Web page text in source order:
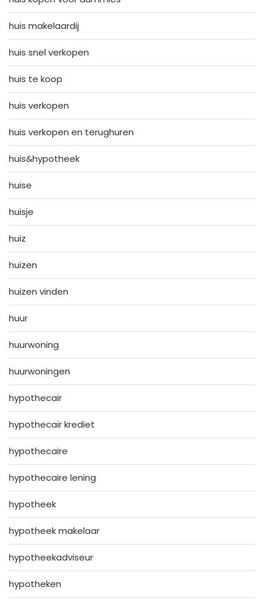
huis makelaardij
huis snel verkopen
huis te koop
huis verkopen
huis verkopen en terughuren
huis&hypotheek
huise
huisje
huiz
huizen
huizen vinden
huur
huurwoning
huurwoningen
hypothecair
hypothecair krediet
hypothecaire
hypothecaire lening
hypotheek
hypotheek makelaar
hypotheekadviseur
hypotheken